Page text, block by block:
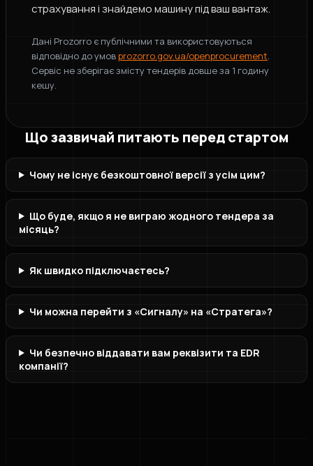
страхування і знайдемо машину під ваш вантаж.
Дані Prozorro є публічними та використовуються
відповідно до умовprozorro.gov.ua/openprocurement
Сервіс не зберігає змісту тендерів довше за 1 годину
кешу.
Що зазвичай питають перед стартом
Чому не існує безкоштовної версії з усім цим?
Що буде, якщо я не виграю жодного тендера за
місяць?
Як швидко підключаєтесь?
Чи можна перейти з «Сигналу» на «Стратега»?
Чи безпечно віддавати вам реквізити та EDR
компанії?